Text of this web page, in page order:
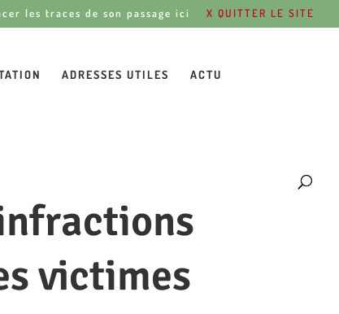
les traces de son passage ici X QUITTER LE SITE
ADRESSES UTILES ACTU
victimes